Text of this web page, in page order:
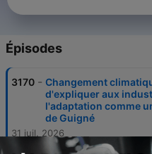
Épisodes
3170 - Changement
d'expliquer aux
l'adaptation comme
de Guigné
31 juil. 2026